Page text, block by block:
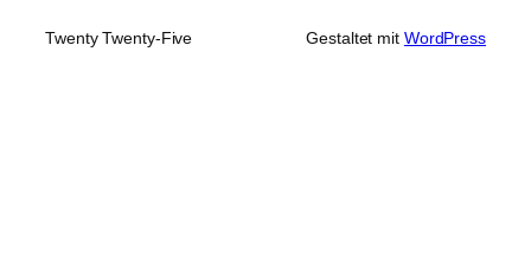
Twenty Twenty-Five Gestaltet mit WordPress